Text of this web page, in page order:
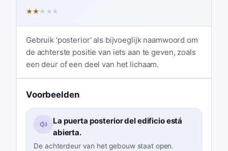
★★ ★ ★ ★
Gebruik 'posterior' als bijvoeglijk naamwoord om
de achterste positie van iets aan te geven, zoals
een deur of een deel van het lichaam.
Voorbeelden
La puerta posterior del edificio está
abierta.
De achterdeur van het gebouw staat open.